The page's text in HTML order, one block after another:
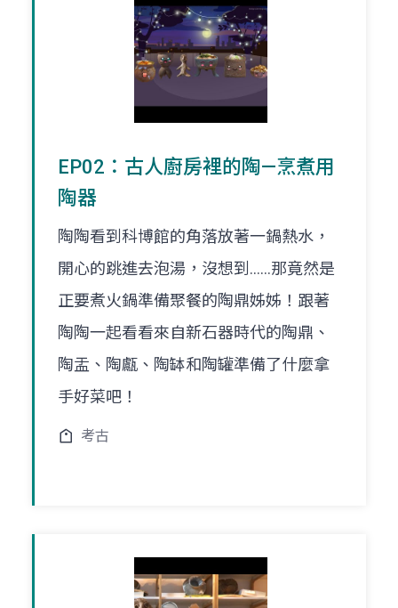
EP02：古人廚房裡的陶—烹煮用
陶器
陶陶看到科博館的角落放著一鍋熱水，
開心的跳進去泡湯，沒想到......那竟然是
正要煮火鍋準備聚餐的陶鼎姊姊！跟著
陶陶一起看看來自新石器時代的陶鼎、
陶盂、陶甗、陶缽和陶罐準備了什麼拿
手好菜吧！
考古